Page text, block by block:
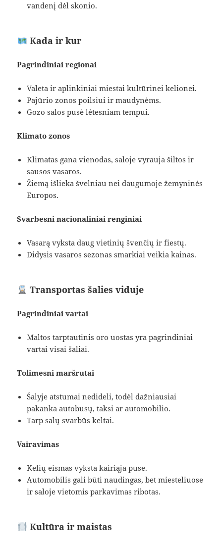
vandenį dėl skonio.
Kada ir kur
Pagrindiniai regionai
Valeta ir aplinkiniai miestai kultūrinei kelionei.
Pajūrio zonos poilsiui ir maudynėms.
Gozo salos pusė lėtesniam tempui.
Klimato zonos
Klimatas gana vienodas, saloje vyrauja šiltos ir
sausos vasaros.
Žiemą išlieka švelniau nei daugumoje žemyninės
Europos.
Svarbesni nacionaliniai renginiai
Vasarą vyksta daug vietinių švenčių ir fiestų.
Didysis vasaros sezonas smarkiai veikia kainas.
Transportas šalies viduje
Pagrindiniai vartai
Maltos tarptautinis oro uostas yra pagrindiniai
vartai visai šaliai.
Tolimesni maršrutai
Šalyje atstumai nedideli, todėl dažniausiai
pakanka autobusų, taksi ar automobilio.
Tarp salų svarbūs keltai.
Vairavimas
Kelių eismas vyksta kairiąja puse.
Automobilis gali būti naudingas, bet miesteliuose
ir saloje vietomis parkavimas ribotas.
Kultūra ir maistas